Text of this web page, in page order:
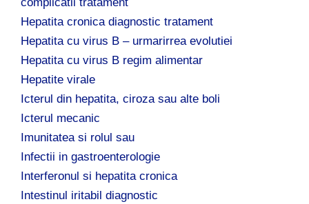
Hepatita cronica diagnostic tratament
Hepatita cu virus B – urmarirrea evolutiei
Hepatita cu virus B regim alimentar
Hepatite virale
Icterul din hepatita, ciroza sau alte boli
Icterul mecanic
Imunitatea si rolul sau
Infectii in gastroenterologie
Interferonul si hepatita cronica
Intestinul iritabil diagnostic